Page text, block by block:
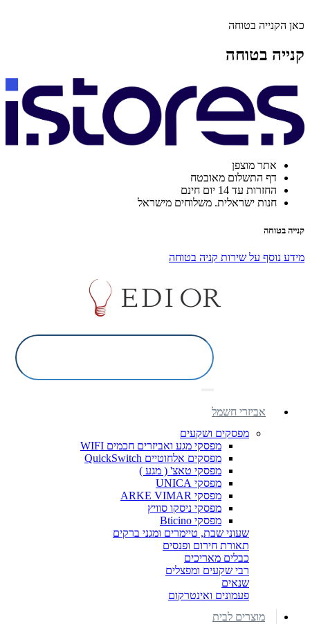
כאן הקנייה בטוחה
קנייה בטוחה
אתר מוצפן
דף התשלום מאובטח
החזרות עד 14 יום חינם
חנות ישראלית. משלוחים מישראל
קנייה בטוחה
מידע נוסף על שירות קניה בטוחה
אביזרי חשמל
מפסקים ושקעים
מפסקי מגע ואביזרים חכמים WIFI
מפסקים אלחוטיים QuickSwitch
מפסקי טאצ' ( מגע )
מפסקי UNICA
מפסקי ARKE VIMAR
מפסקי ניסקו סוויץ
מפסקי Bticino
שעוני שבת, טיימרים ומגני ברקים
תאורת חירום ופנסים
כבלים מאריכים
רבי שקעים ומפצלים
שנאים
פעמונים ואינטרקום
מוצרים לבית